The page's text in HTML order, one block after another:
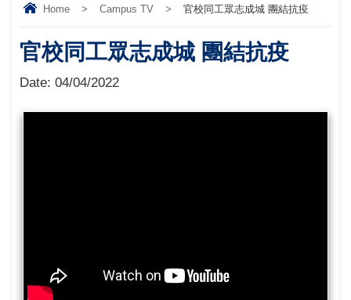
Home > Campus TV > 官校同工眾志成城 團結抗疫
官校同工眾志成城 團結抗疫
Date: 04/04/2022